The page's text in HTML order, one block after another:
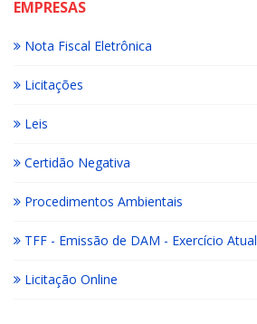
EMPRESAS
Nota Fiscal Eletrônica
Licitações
Leis
Certidão Negativa
Procedimentos Ambientais
TFF - Emissão de DAM - Exercício Atual
Licitação Online